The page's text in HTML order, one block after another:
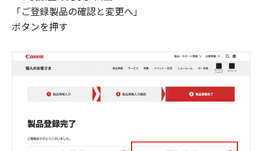
「ご登録製品の確認と変更へ」
ボタンを押す